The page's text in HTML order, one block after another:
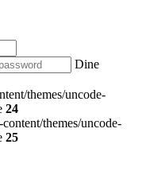
Dine
themes/uncode-
24
themes/uncode-
25